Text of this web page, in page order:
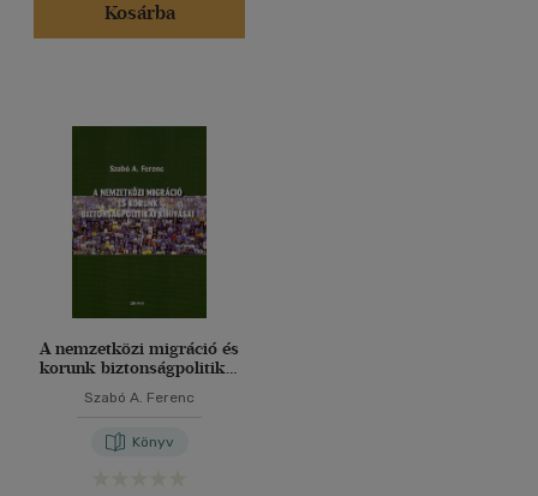
Kosárba
A nemzetközi migráció és
korunk biztonságpolitikai
Szabó A. Ferenc
Könyv